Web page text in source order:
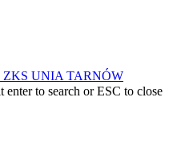
ZKS UNIA TARNÓW
enter to search or ESC to close